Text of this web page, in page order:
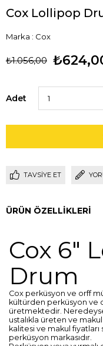
Cox Lollipop
Marka : Cox
₺1.056,00
Adet
TAVSIYE ET
ÜRÜN ÖZELLIKLERI
Cox 6"
Drum
Cox perküsyon ve orff
kültürden perküsyon ve
üretmektedir.
ustalıkla üreten ve
kalitesi ve makul
perküsyon markasıdır.